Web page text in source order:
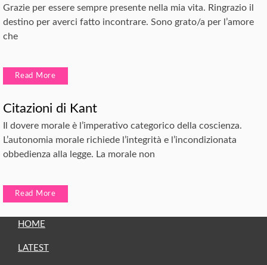
Grazie per essere sempre presente nella mia vita. Ringrazio il
destino per averci fatto incontrare. Sono grato/a per l’amore
che
Read More
Citazioni di Kant
Il dovere morale è l’imperativo categorico della coscienza.
L’autonomia morale richiede l’integrità e l’incondizionata
obbedienza alla legge. La morale non
Read More
HOME
LATEST